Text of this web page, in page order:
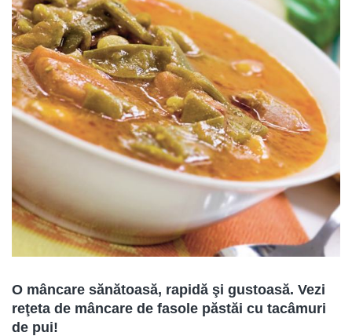
O mâncare sănătoasă, rapidă şi gustoasă. Vezi
reţeta de mâncare de fasole păstăi cu tacâmuri
de pui!